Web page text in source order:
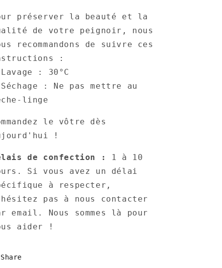
préserver la beauté et la
de votre peignoir, nous
recommandons de suivre ces
:
: 30°C
: Ne pas mettre au
linge
le vôtre dès
!
de confection :
1 à 10
Si vous avez un délai
à respecter,
pas à nous contacter
email. Nous sommes là pour
aider !
Share